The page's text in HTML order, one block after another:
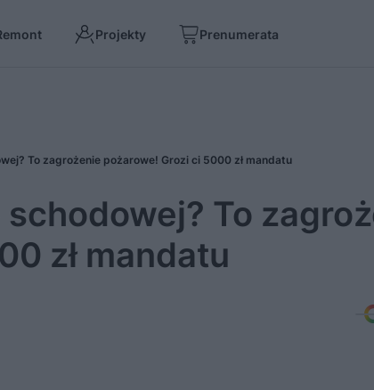
Projekty Prenumerata
To zagrożenie pożarowe! Grozi ci 5000 zł mandatu
To
zł mandatu